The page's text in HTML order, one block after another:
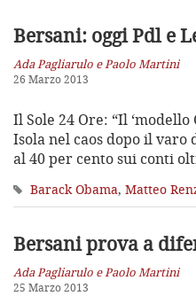
Bersani: oggi Pdl e
Ada Pagliarulo e Paolo Martini
26 Marzo 2013
Il Sole 24 Ore: “Il
Isola nel caos dopo il
al 40 per cento sui conti
Barack Obama, Matteo
Bersani prova a
Ada Pagliarulo e Paolo Martini
25 Marzo 2013